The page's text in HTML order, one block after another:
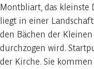
Montbliart, das kleinste
liegt in einer
den Bächen der
durchzogen wird.
der Kirche. Sie